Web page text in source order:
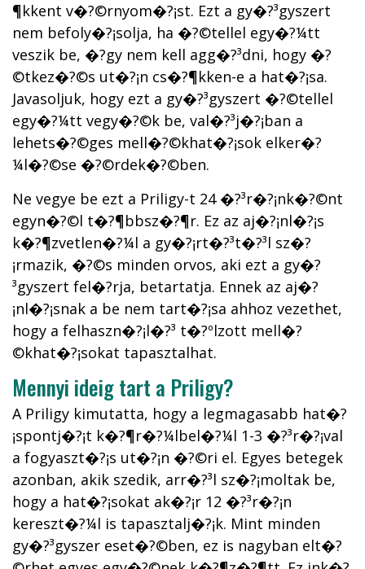
¶kkent v�?©rnyom�?¡st. Ezt a gy�?³gyszert
nem befoly�?¡solja, ha �?©tellel egy�?¼tt
veszik be, �?­gy nem kell agg�?³dni, hogy �?
©tkez�?©s ut�?¡n cs�?¶kken-e a hat�?¡sa.
Javasoljuk, hogy ezt a gy�?³gyszert �?©tellel
egy�?¼tt vegy�?©k be, val�?³j�?¡ban a
lehets�?©ges mell�?©khat�?¡sok elker�?
¼l�?©se �?©rdek�?©ben.
Ne vegye be ezt a Priligy-t 24 �?³r�?¡nk�?©nt
egyn�?©l t�?¶bbsz�?¶r. Ez az aj�?¡nl�?¡s
k�?¶zvetlen�?¼l a gy�?¡rt�?³t�?³l sz�?
¡rmazik, �?©s minden orvos, aki ezt a gy�?
³gyszert fel�?­rja, betartatja. Ennek az aj�?
¡nl�?¡snak a be nem tart�?¡sa ahhoz vezethet,
hogy a felhaszn�?¡l�?³ t�?ºlzott mell�?
©khat�?¡sokat tapasztalhat.
Mennyi ideig tart a Priligy?
A Priligy kimutatta, hogy a legmagasabb hat�?
¡spontj�?¡t k�?¶r�?¼lbel�?¼l 1-3 �?³r�?¡val
a fogyaszt�?¡s ut�?¡n �?©ri el. Egyes betegek
azonban, akik szedik, arr�?³l sz�?¡moltak be,
hogy a hat�?¡sokat ak�?¡r 12 �?³r�?¡n
kereszt�?¼l is tapasztalj�?¡k. Mint minden
gy�?³gyszer eset�?©ben, ez is nagyban elt�?